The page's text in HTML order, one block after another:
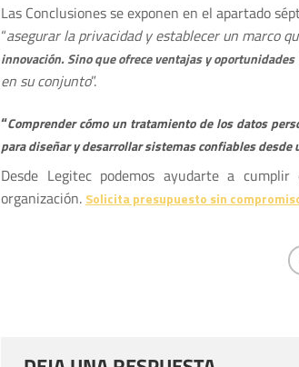
Las Conclusiones se exponen en el apartado
“asegurar la privacidad y establecer un marco
innovación. Sino que ofrece ventajas y oportunidades
en su conjunto”.
“Comprender cómo un tratamiento de los datos
para diseñar y desarrollar sistemas confiables
Desde Legitec podemos ayudarte a
organización. Solicita presupuesto sin